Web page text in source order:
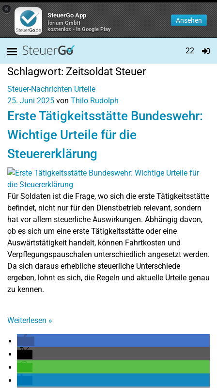
×
SteuerGo App
forium GmbH
kostenlos - In Google Play
Ansehen
22
Schlagwort: Zeitsoldat Steuer
Steuer-Nachrichten Urteile
25. Juni 2025 von Thilo Rudolph
Erste Tätigkeitsstätte Bundeswehr:
Wichtige Urteile für die
Steuererklärung
Für Soldaten ist die Frage, wo sich die erste Tätigkeitsstätte
befindet, nicht nur für den Dienstbetrieb relevant, sondern
hat vor allem steuerliche Auswirkungen. Abhängig davon,
ob es sich um eine erste Tätigkeitsstätte oder eine
Auswärtstätigkeit handelt, können Fahrtkosten und
Verpflegungspauschalen unterschiedlich angesetzt werden.
Da sich daraus erhebliche steuerliche Unterschiede
ergeben, lohnt es sich, die Regeln und aktuelle Urteile genau
zu kennen.
Weiterlesen »